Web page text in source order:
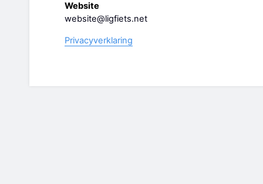
Website
website@ligfiets.net
Privacyverklaring